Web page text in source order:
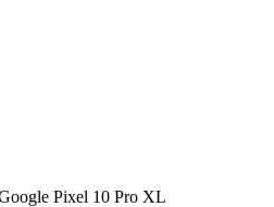
Pixel 10 Pro XL